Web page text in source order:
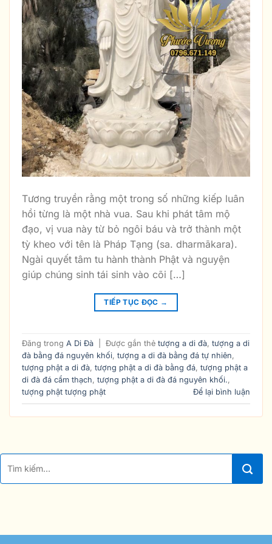
Tương truyền rằng một trong số những kiếp luân
hồi từng là một nhà vua. Sau khi phát tâm mộ
đạo, vị vua này từ bỏ ngôi báu và trở thành một
tỳ kheo với tên là Pháp Tạng (sa. dharmākara).
Ngài quyết tâm tu hành thành Phật và nguyện
giúp chúng sinh tái sinh vào cõi […]
TIẾP TỤC ĐỌC →
Đăng trong A Di Đà Được gắn thẻ tượng a di đà, tượng a di
đà bằng đá nguyên khối, tượng a di đà bằng đá tự nhiên,
tượng phật a di đà, tượng phật a di đà bằng đá, tượng phật a
di đà đá cẩm thạch, tượng phật a di đà đá nguyên khối.,
tượng phật tượng phật
Để lại bình luận